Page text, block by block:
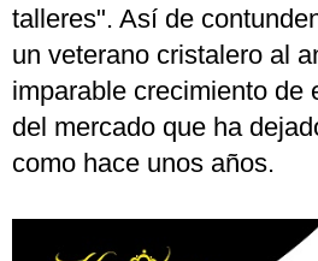
talleres". Así de
un veterano cristalero al
imparable crecimiento de
del mercado que ha
como hace unos años.